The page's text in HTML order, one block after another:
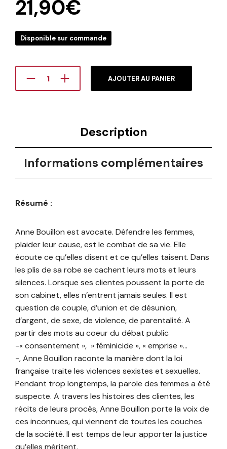
21,90€
Disponible sur commande
AJOUTER AU PANIER
Description
Informations complémentaires
Résumé :
Anne Bouillon est avocate. Défendre les femmes,
plaider leur cause, est le combat de sa vie. Elle
écoute ce qu’elles disent et ce qu’elles taisent. Dans
les plis de sa robe se cachent leurs mots et leurs
silences. Lorsque ses clientes poussent la porte de
son cabinet, elles n’entrent jamais seules. Il est
question de couple, d’union et de désunion,
d’argent, de sexe, de violence, de parentalité. A
partir des mots au coeur du débat public
-« consentement », » féminicide », « emprise »…
-, Anne Bouillon raconte la manière dont la loi
française traite les violences sexistes et sexuelles.
Pendant trop longtemps, la parole des femmes a été
suspecte. A travers les histoires des clientes, les
récits de leurs procès, Anne Bouillon porte la voix de
ces inconnues, qui viennent de toutes les couches
de la société. Il est temps de leur apporter la justice
qu’elles méritent.